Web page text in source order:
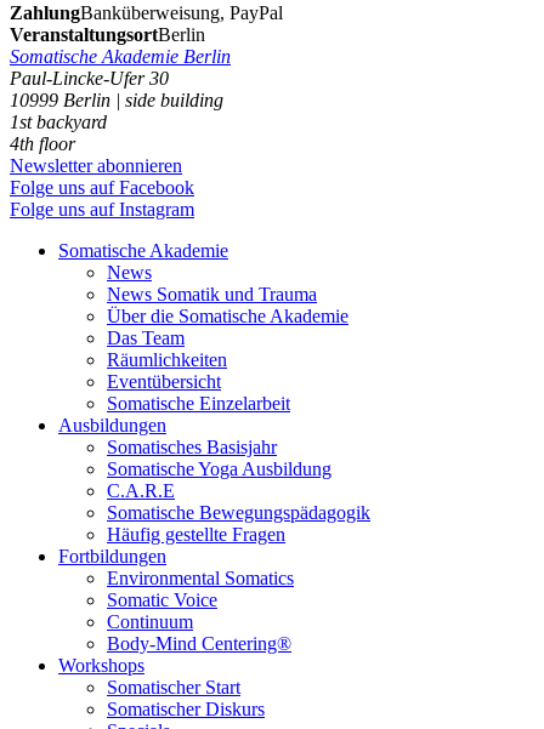
ZahlungBanküberweisung, PayPal
VeranstaltungsortBerlin
Somatische Akademie Berlin
Paul-Lincke-Ufer 30
10999 Berlin | side building
1st backyard
4th floor
Newsletter abonnieren
Folge uns auf Facebook
Folge uns auf Instagram
Somatische Akademie
News
News Somatik und Trauma
Über die Somatische Akademie
Das Team
Räumlichkeiten
Eventübersicht
Somatische Einzelarbeit
Ausbildungen
Somatisches Basisjahr
Somatische Yoga Ausbildung
C.A.R.E
Somatische Bewegungspädagogik
Häufig gestellte Fragen
Fortbildungen
Environmental Somatics
Somatic Voice
Continuum
Body-Mind Centering®
Workshops
Somatischer Start
Somatischer Diskurs